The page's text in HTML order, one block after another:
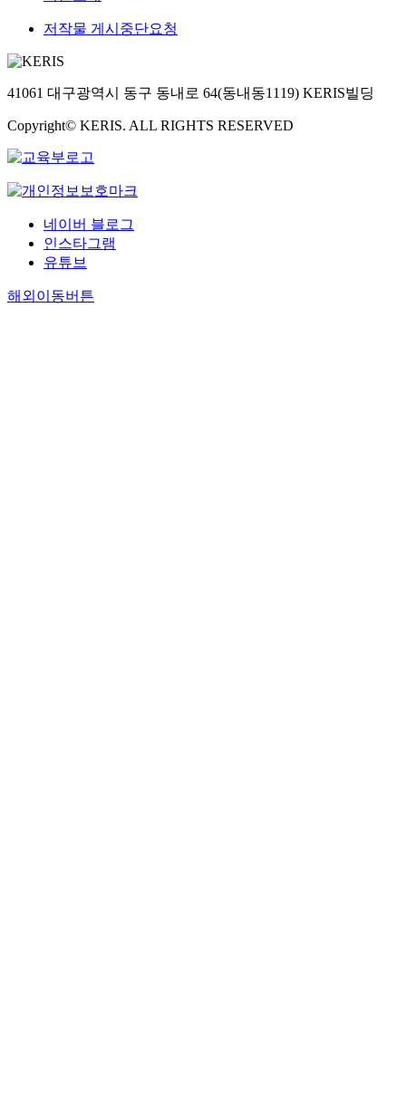
저작물 게시중단요청
41061 대구광역시 동구 동내로 64(동내동1119) KERIS빌딩
Copyright© KERIS. ALL RIGHTS RESERVED
네이버 블로그
인스타그램
유튜브
해외이동버튼